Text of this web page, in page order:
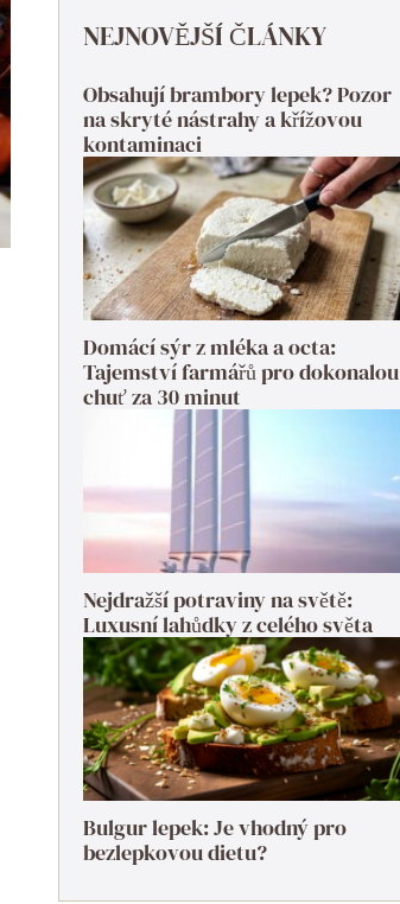
NEJNOVĚJŠÍ ČLÁNKY
Obsahují brambory lepek? Pozor
na skryté nástrahy a křížovou
kontaminaci
Domácí sýr z mléka a octa:
Tajemství farmářů pro dokonalou
chuť za 30 minut
Nejdražší potraviny na světě:
Luxusní lahůdky z celého světa
Bulgur lepek: Je vhodný pro
bezlepkovou dietu?